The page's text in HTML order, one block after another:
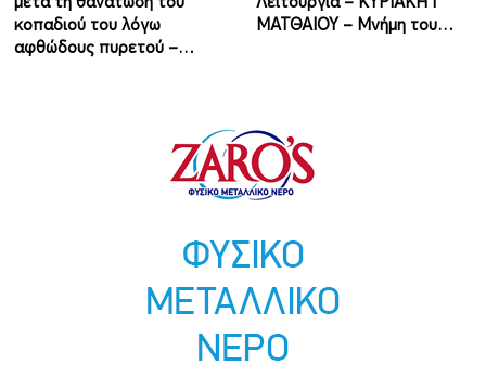
κοπαδιού του λόγω
αφθώδους πυρετού –…
ΜΑΤΘΑΙΟΥ – Μνήμη του…